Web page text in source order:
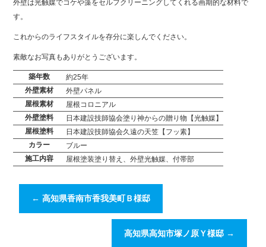
外壁は光触媒でコケや藻をセルフクリーニングしてくれる画期的な材料で
す。
これからのライフスタイルを存分に楽しんでください。
素敵なお写真もありがとうございます。
築年数
約25年
外壁素材
外壁パネル
屋根素材
屋根コロニアル
外壁塗料
日本建設技師協会塗り神からの贈り物【光触媒】
屋根塗料
日本建設技師協会久遠の天笠【フッ素】
カラー
ブルー
施工内容
屋根塗装塗り替え、外壁光触媒、付帯部
← 高知県香南市香我美町Ｂ様邸
高知県高知市塚ノ原Ｙ様邸 →